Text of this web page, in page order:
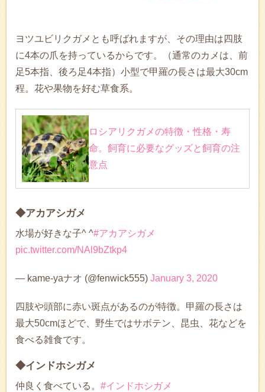
ヨツユビリクガメとも呼ばれますが、その理由は四肢
に4本の爪を持っているからです。（通常のカメは、前
足5本指、後ろ足4本指）小型で甲羅の長さは最大30cm
程。花や果物を好む草食系。
ロシアリクガメの特徴・性格・寿
命。飼育に必要なグッズと飼育の注
意点
◆アカアシガメ
水場が好きな子^ ^#アカアシガメ
pic.twitter.com/NAl9bZtkp4
— kame-yaナオ (@fenwick555) January 3, 2020
四肢や頭部に赤い斑点があるのが特徴。甲羅の長さは
最大50cmほどで、野生ではサボテン、昆虫、花などを
食べる雑食です。
◆インドホシガメ
仲良く食べている。 #インドホシガメ